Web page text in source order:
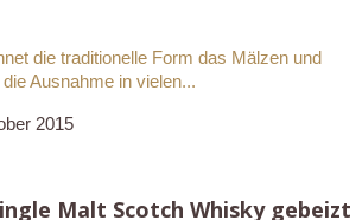
die traditionelle Form das Mälzen und
Ausnahme in vielen...
2015
Malt Scotch Whisky gebeizt